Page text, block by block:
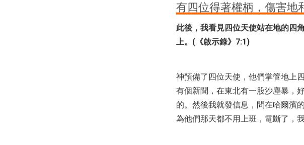
有四位得著權柄，傷害地
此後，我看見四位天使站在地的四
上。(《啟示錄》7:1)
神預備了四位天使，他們掌管地上
有個新聞，在東北有一股沙塵暴，
的。然後我就發信息，問在哈爾濱
為他們那天都不用上班，電斷了，